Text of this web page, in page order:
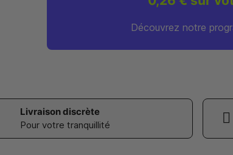
Découvrez notre
Livraison discrète
Pour votre tranquillité